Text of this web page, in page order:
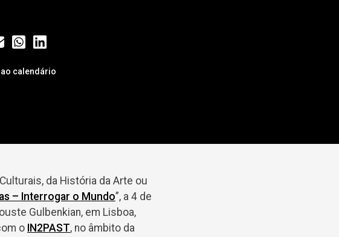
calendário
da História da Arte ou
– Interrogar o Mundo”, a 4 de
Gulbenkian, em Lisboa,
o IN2PAST, no âmbito da